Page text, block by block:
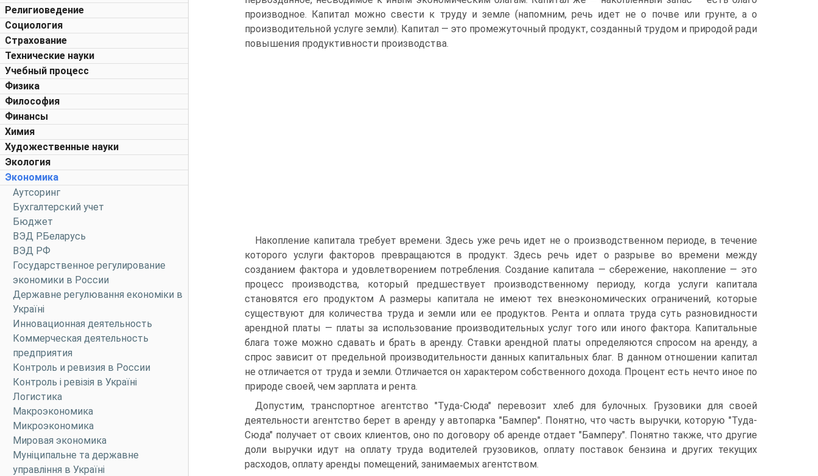
Религиоведение
Социология
Страхование
Технические науки
Учебный процесс
Физика
Философия
Финансы
Химия
Художественные науки
Экология
Экономика
Аутсоринг
Бухгалтерский учет
Бюджет
ВЭД Р.Беларусь
ВЭД РФ
Государственное регулирование
экономики в России
Державне регулювання економіки в
Україні
Инновационная деятельность
Коммерческая деятельность
предприятия
Контроль и ревизия в России
Контроль і ревізія в Україні
Логистика
Макроэкономика
Микроэкономика
Мировая экономика
Муніципальне та державне
управління в Україні
производное. Капитал можно свести к труду и земле (напомним, речь идет не о почве или грунте, а о
производительной услуге земли). Капитал — это промежуточный продукт, созданный трудом и природой ради
повышения продуктивности производства.
Накопление капитала требует времени. Здесь уже речь идет не о производственном периоде, в течение
которого услуги факторов превращаются в продукт. Здесь речь идет о разрыве во времени между
созданием фактора и удовлетворением потребления. Создание капитала — сбережение, накопление — это
процесс производства, который предшествует производственному периоду, когда услуги капитала
становятся его продуктом А размеры капитала не имеют тех внеэкономических ограничений, которые
существуют для количества труда и земли или ее продуктов. Рента и оплата труда суть разновидности
арендной платы — платы за использование производительных услуг того или иного фактора. Капитальные
блага тоже можно сдавать и брать в аренду. Ставки арендной платы определяются спросом на аренду, а
спрос зависит от предельной производительности данных капитальных благ. В данном отношении капитал
не отличается от труда и земли. Отличается он характером собственного дохода. Процент есть нечто иное по
природе своей, чем зарплата и рента.
Допустим, транспортное агентство "Туда-Сюда" перевозит хлеб для булочных. Грузовики для своей
деятельности агентство берет в аренду у автопарка "Бампер". Понятно, что часть выручки, которую "Туда-
Сюда" получает от своих клиентов, оно по договору об аренде отдает "Бамперу". Понятно также, что другие
доли выручки идут на оплату труда водителей грузовиков, оплату поставок бензина и других текущих
расходов, оплату аренды помещений, занимаемых агентством.